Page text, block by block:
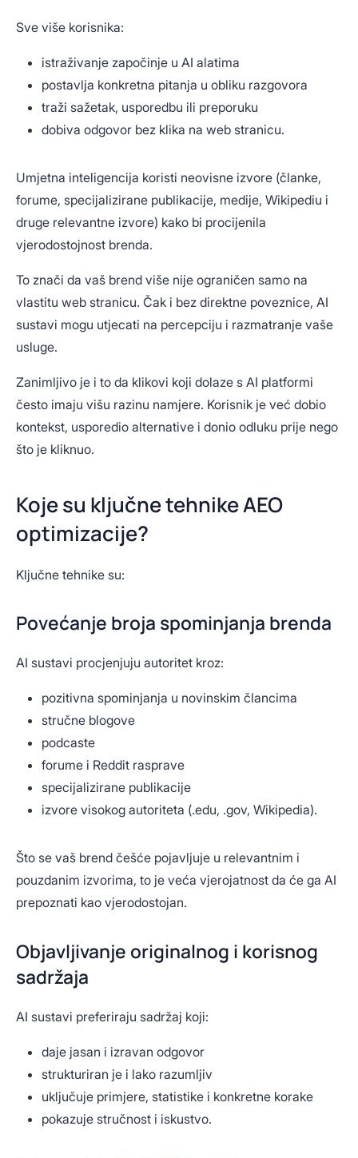
Sve više korisnika:
istraživanje započinje u AI alatima
postavlja konkretna pitanja u obliku razgovora
traži sažetak, usporedbu ili preporuku
dobiva odgovor bez klika na web stranicu.
Umjetna inteligencija koristi neovisne izvore (članke,
forume, specijalizirane publikacije, medije, Wikipediu i
druge relevantne izvore) kako bi procijenila
vjerodostojnost brenda.
To znači da vaš brend više nije ograničen samo na
vlastitu web stranicu. Čak i bez direktne poveznice, AI
sustavi mogu utjecati na percepciju i razmatranje vaše
usluge.
Zanimljivo je i to da klikovi koji dolaze s AI platformi
često imaju višu razinu namjere. Korisnik je već dobio
kontekst, usporedio alternative i donio odluku prije nego
što je kliknuo.
Koje su ključne tehnike AEO
optimizacije?
Ključne tehnike su:
Povećanje broja spominjanja brenda
AI sustavi procjenjuju autoritet kroz:
pozitivna spominjanja u novinskim člancima
stručne blogove
podcaste
forume i Reddit rasprave
specijalizirane publikacije
izvore visokog autoriteta (.edu, .gov, Wikipedia).
Što se vaš brend češće pojavljuje u relevantnim i
pouzdanim izvorima, to je veća vjerojatnost da će ga AI
prepoznati kao vjerodostojan.
Objavljivanje originalnog i korisnog
sadržaja
AI sustavi preferiraju sadržaj koji:
daje jasan i izravan odgovor
strukturiran je i lako razumljiv
uključuje primjere, statistike i konkretne korake
pokazuje stručnost i iskustvo.